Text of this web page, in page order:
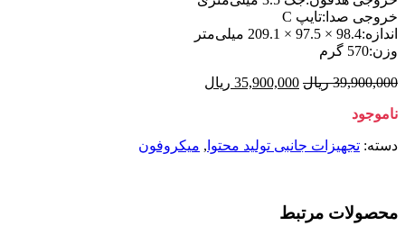
خروجی صدا:تایپ C
اندازه:98.4 × 97.5 × 209.1 میلی‌متر
وزن:570 گرم
39,900,000 ریال 35,900,000 ریال
ناموجود
دسته: تجهیزات جانبی تولید محتوا , میکروفون
محصولات مرتبط